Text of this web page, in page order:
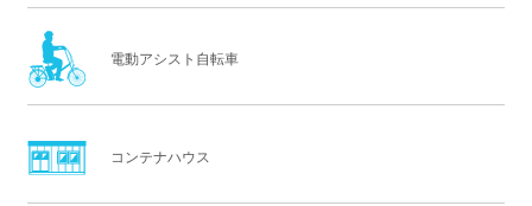
電動アシスト自転車
コンテナハウス